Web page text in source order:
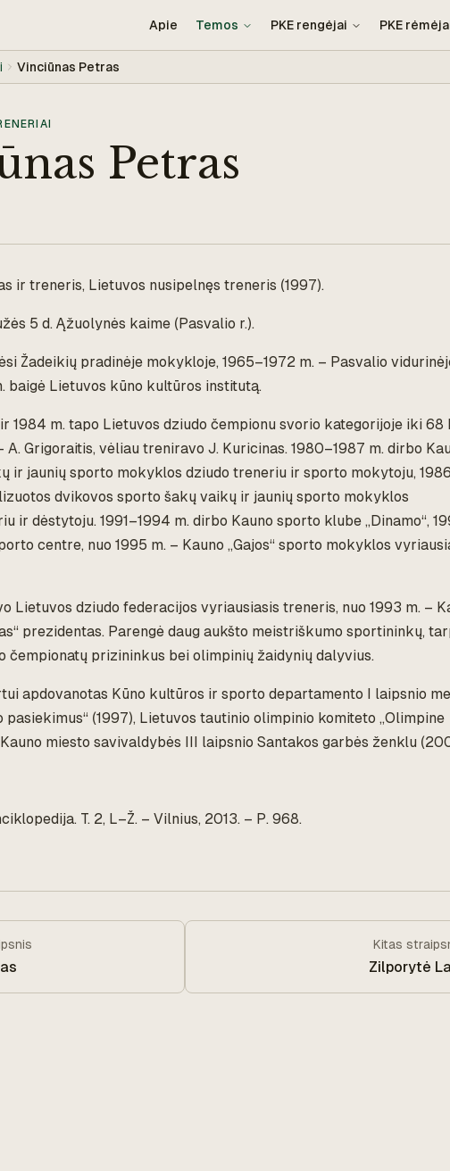
Apie Temos PKE rengėjai PKE
Vinciūnas Petras
Petras
ir treneris, Lietuvos nusipelnęs treneris (1997).
5 d. Ąžuolynės kaime (Pasvalio r.).
Žadeikių pradinėje mokykloje, 1965–1972 m. – Pasvalio
baigė Lietuvos kūno kultūros institutą.
1984 m. tapo Lietuvos dziudo čempionu svorio kategorijoje iki 68
Grigoraitis, vėliau treniravo J. Kuricinas. 1980–1987 m. dirbo
ir jaunių sporto mokyklos dziudo treneriu ir sporto mokytoju,
dvikovos sporto šakų vaikų ir jaunių sporto mokyklos
ir dėstytoju. 1991–1994 m. dirbo Kauno sporto klube „Dinamo“,
centre, nuo 1995 m. – Kauno „Gajos“ sporto mokyklos
Lietuvos dziudo federacijos vyriausiasis treneris, nuo 1993 m. –
prezidentas. Parengė daug aukšto meistriškumo sportininkų,
čempionatų prizininkus bei olimpinių žaidynių dalyvius.
apdovanotas Kūno kultūros ir sporto departamento I laipsnio
pasiekimus“ (1997), Lietuvos tautinio olimpinio komiteto „Olimpine
miesto savivaldybės III laipsnio Santakos garbės ženklu
T. 2, L–Ž. – Vilnius, 2013. – P. 968.
Kitas
Zilporytė